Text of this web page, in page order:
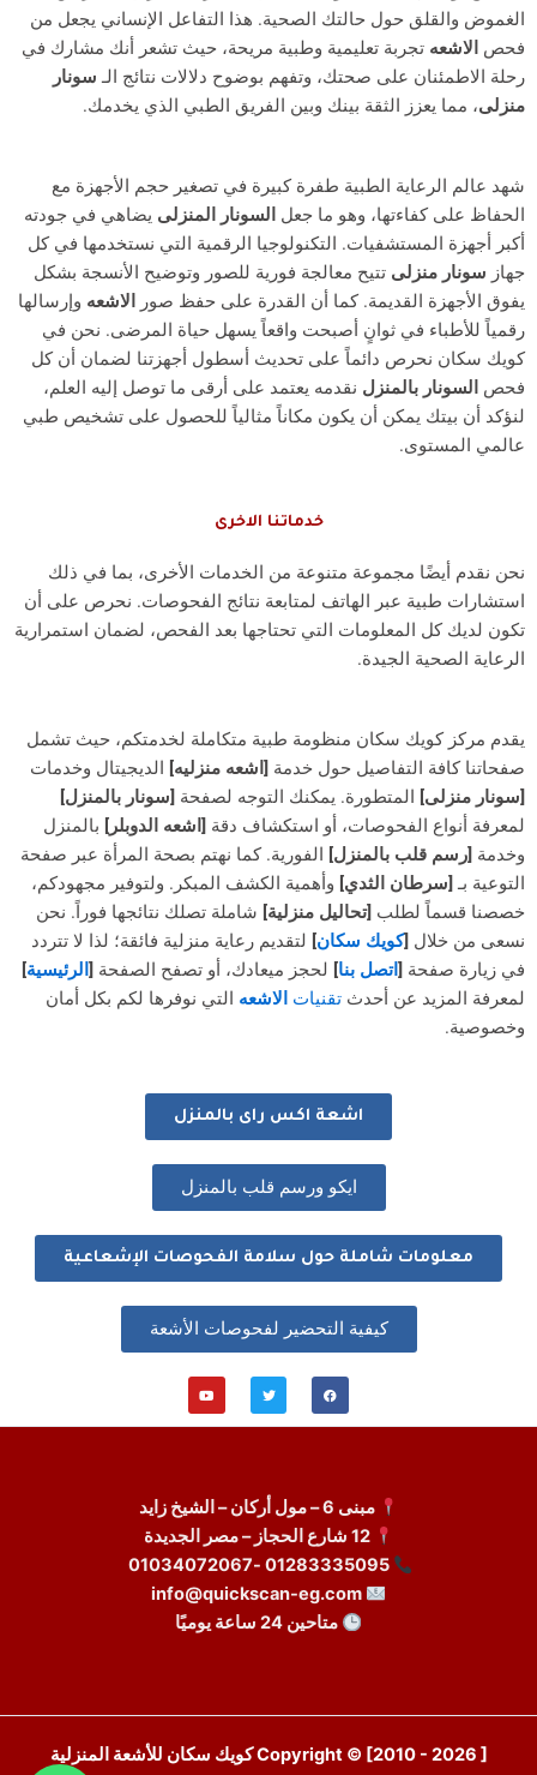
الغموض والقلق حول حالتك الصحية. هذا التفاعل الإنساني يجعل من
فحص الاشعه تجربة تعليمية وطبية مريحة، حيث تشعر أنك مشارك في
رحلة الاطمئنان على صحتك، وتفهم بوضوح دلالات نتائج الـ سونار
منزلى، مما يعزز الثقة بينك وبين الفريق الطبي الذي يخدمك.
شهد عالم الرعاية الطبية طفرة كبيرة في تصغير حجم الأجهزة مع
الحفاظ على كفاءتها، وهو ما جعل السونار المنزلى يضاهي في جودته
أكبر أجهزة المستشفيات. التكنولوجيا الرقمية التي نستخدمها في كل
جهاز سونار منزلى تتيح معالجة فورية للصور وتوضيح الأنسجة بشكل
يفوق الأجهزة القديمة. كما أن القدرة على حفظ صور
الاشعه وإرسالها
رقمياً للأطباء في ثوانٍ أصبحت واقعاً يسهل حياة المرضى. نحن في
كويك سكان نحرص دائماً على تحديث أسطول أجهزتنا لضمان أن كل
فحص السونار بالمنزل نقدمه يعتمد على أرقى ما توصل إليه العلم،
لنؤكد أن بيتك يمكن أن يكون مكاناً مثالياً للحصول على تشخيص طبي
عالمي المستوى.
خدماتنا الاخرى
نحن نقدم أيضًا مجموعة متنوعة من الخدمات الأخرى، بما في ذلك
استشارات طبية عبر الهاتف لمتابعة نتائج الفحوصات. نحرص على أن
تكون لديك كل المعلومات التي تحتاجها بعد الفحص، لضمان استمرارية
الرعاية الصحية الجيدة.
يقدم مركز كويك سكان منظومة طبية متكاملة لخدمتكم، حيث تشمل
صفحاتنا كافة التفاصيل حول خدمة [اشعه منزليه] الديجيتال وخدمات
[سونار منزلى] المتطورة. يمكنك التوجه لصفحة [سونار بالمنزل]
لمعرفة أنواع الفحوصات، أو استكشاف دقة [اشعه الدوبلر] بالمنزل
وخدمة [رسم قلب بالمنزل] الفورية. كما نهتم بصحة المرأة عبر صفحة
التوعية بـ [سرطان الثدي] وأهمية الكشف المبكر. ولتوفير مجهودكم،
خصصنا قسماً لطلب [تحاليل منزلية] شاملة تصلك نتائجها فوراً. نحن
نسعى من خلال [كويك سكان] لتقديم رعاية منزلية فائقة؛ لذا لا تتردد
في زيارة صفحة [اتصل بنا] لحجز ميعادك، أو تصفح الصفحة [ الرئيسية]
لمعرفة المزيد عن أحدث تقنيات الاشعه التي نوفرها لكم بكل أمان
وخصوصية.
اشعة اكس راى بالمنزل
ايكو ورسم قلب بالمنزل
معلومات شاملة حول سلامة الفحوصات الإشعاعية
كيفية التحضير لفحوصات الأشعة
F
a
T
w
Y
o
مبنى 6 – مول أركان – الشيخ زايد
12 شارع الحجاز – مصر الجديدة
01283335095 -01034072067
متاحين 24 ساعة يوميًا
Copyright © [2010 - 2026 ] كويك سكان للأشعة المنزلية